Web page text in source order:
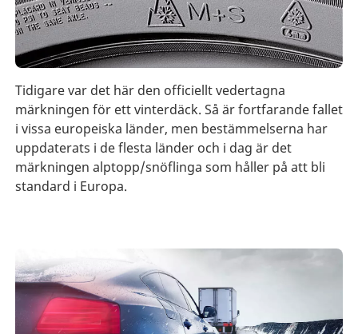
Tidigare var det här den officiellt vedertagna
märkningen för ett vinterdäck. Så är fortfarande fallet
i vissa europeiska länder, men bestämmelserna har
uppdaterats i de flesta länder och i dag är det
märkningen alptopp/snöflinga som håller på att bli
standard i Europa.